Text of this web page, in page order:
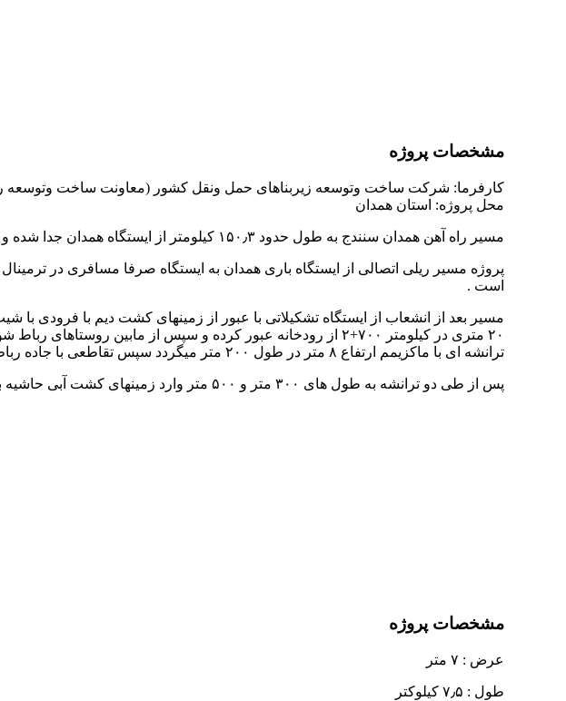
مشخصات پروژه
کارفرما: شرکت ساخت وتوسعه زیربناهای حمل ونقل کشور (معاونت ساخت وتوسعه راه
محل پروژه: استان همدان
مسیر راه آهن همدان سنندج به طول حدود ۱۵۰٫۳ کیلومتر از ایستگاه همدان جدا شده و به سنندج ختم می گردد .
است .
۲۰ متری در کیلومتر ۷۰۰+۲ از رودخانه عبور کرده و سپس از
ترانشه ای با ماکزیمم ارتفاع ۸ متر در طول ۲۰۰ متر میگردد سپس تقاطعی با جاده رباط شورین در کیلومتر ۷۶۰+۳ داشته که جاده با عرض ۱۲ متر بصورت روگذر در نظر گرفته شده است .
پس از طی دو ترانشه به طول های ۳۰۰ متر و ۵۰۰ متر وارد زمینهای کشت آبی حاشیه بلوار بسیج به انتهای قطعه دوم به کیلومتر ۵۰۰+۹ میرسد .
مشخصات پروژه
عرض : ۷ متر
طول : ۷٫۵ کیلوکتر